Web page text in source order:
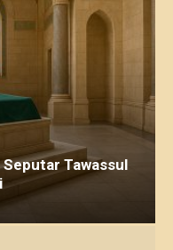
Tawassul